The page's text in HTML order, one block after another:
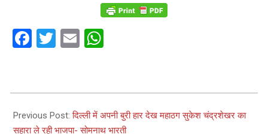
Facebook
Twitter
Email
03-
02
Previous Post:दिल्ली में अपनी बुरी हार देख महाठग सुकेश चंद्रशेखर का
सहारा ले रही भाजपा- सोमनाथ भारती